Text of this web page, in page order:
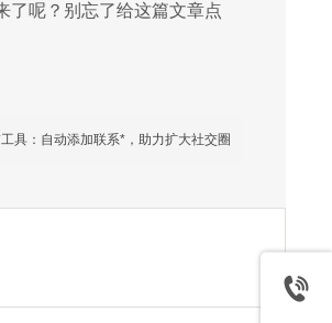
了呢？别忘了给这篇文章点
具：自动添加联系*，助力扩大社交圈